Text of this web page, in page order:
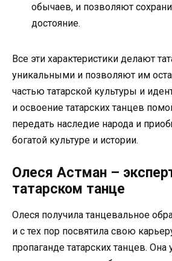
обычаев, и позволяют
достояние.
Все эти характеристики делают
уникальными и позволяют им
частью татарской культуры и
и освоение татарских танцев
передать наследие народа и
богатой культуре и истории.
Олеся Астман –
татарском танце
Олеся получила танцевальное
и с тех пор посвятила свою
пропаганде татарских танцев. Она